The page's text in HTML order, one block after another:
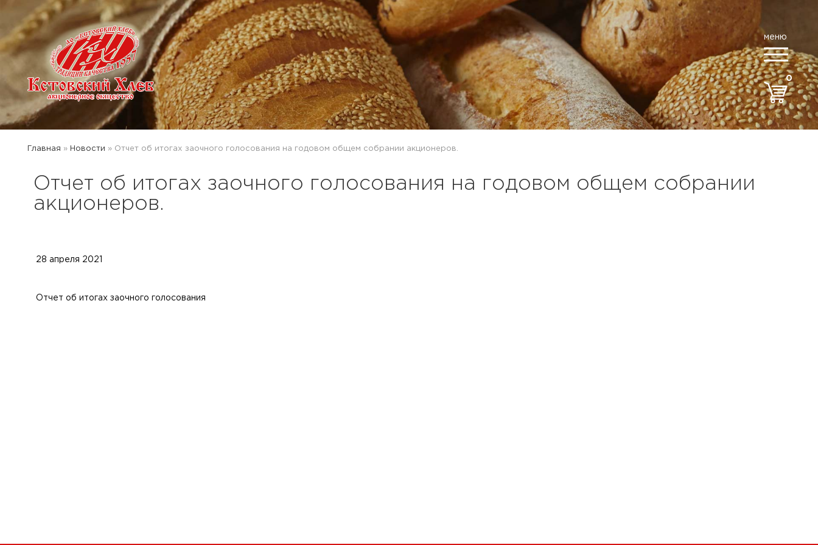
меню
0
Главная » Новости » Отчет об итогах заочного голосования на годовом общем собрании акционеров.
Отчет об итогах заочного голосования на годовом общем собрании
акционеров.
28 апреля 2021
Отчет об итогах заочного голосования